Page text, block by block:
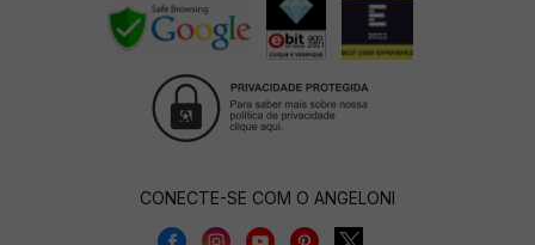
CONECTE-SE COM O ANGELONI